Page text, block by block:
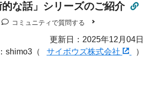
な話」シリーズのご紹介
コミュニティで質問する
更新日：2025年12月04日
shimo3（
サイボウズ株式会社 ）